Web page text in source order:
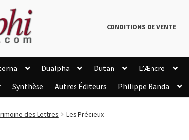
CONDITIONS DE VENTE
Dualpha Dutan L’Æncre
Synthèse Autres Éditeurs Philippe Randa
des Lettres Les Précieux